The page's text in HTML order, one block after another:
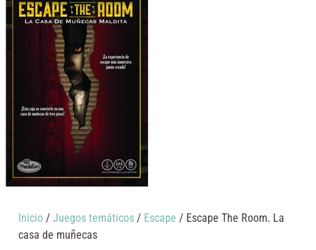
Inicio /Juegos temáticos / Escape / Escape The Room. La
casa de muñecas